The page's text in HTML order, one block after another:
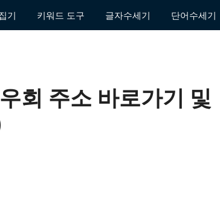
기 키워드 도구 글자수세기 단어수세기
회 주소 바로가기 및